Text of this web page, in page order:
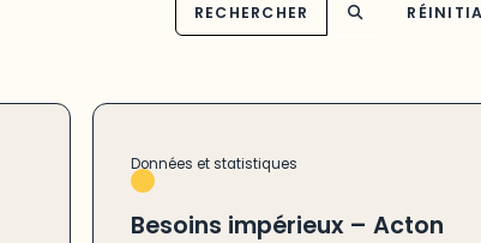
RECHERCHER
Données et statistiques
Besoins impérieux – Acton